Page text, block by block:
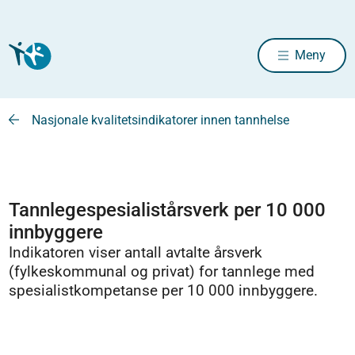
Meny
Nasjonale kvalitetsindikatorer innen tannhelse
Tannlegespesialistårsverk per 10 000
innbyggere
Indikatoren viser antall avtalte årsverk
(fylkeskommunal og privat) for tannlege med
spesialistkompetanse per 10 000 innbyggere.